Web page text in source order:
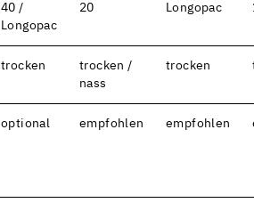
40 /
Longopac
20 Longopac
trocken
trocken /
nass
trocken
optional empfohlen empfohlen